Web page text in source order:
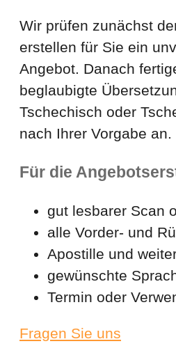
Wir prüfen zunächst
erstellen für Sie ein
Angebot. Danach
beglaubigte
Tschechisch oder
nach Ihrer Vorgabe an.
Für die
gut lesbarer Scan
alle Vorder- und
Apostille und
gewünschte
Termin oder
Fragen Sie uns